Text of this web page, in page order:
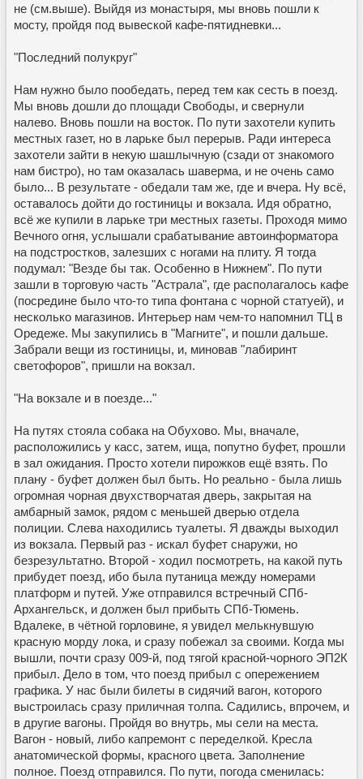
не (см.выше). Выйдя из монастыря, мы вновь пошли к
мосту, пройдя под вывеской кафе-пятидневки...
"Последний полукруг"
Нам нужно было пообедать, перед тем как сесть в поезд.
Мы вновь дошли до площади Свободы, и свернули
налево. Вновь пошли на восток. По пути захотели купить
местных газет, но в ларьке был перерыв. Ради интереса
захотели зайти в некую шашлычную (сзади от знакомого
нам бистро), но там оказалась шаверма, и не очень само
было... В результате - обедали там же, где и вчера. Ну всё,
оставалось дойти до гостиницы и вокзала. Идя обратно,
всё же купили в ларьке три местных газеты. Проходя мимо
Вечного огня, услышали срабатывание автоинформатора
на подстростков, залезших с ногами на плиту. Я тогда
подумал: "Везде бы так. Особенно в Нижнем". По пути
зашли в торговую часть "Астрала", где располагалось кафе
(посредине было что-то типа фонтана с чорной статуей), и
несколько магазинов. Интерьер нам чем-то напомнил ТЦ в
Оредеже. Мы закупились в "Магните", и пошли дальше.
Забрали вещи из гостиницы, и, миновав "лабиринт
светофоров", пришли на вокзал.
"На вокзале и в поезде..."
На путях стояла собака на Обухово. Мы, вначале,
расположились у касс, затем, ища, попутно буфет, прошли
в зал ожидания. Просто хотели пирожков ещё взять. По
плану - буфет должен был быть. Но реально - была лишь
огромная чорная двухстворчатая дверь, закрытая на
амбарный замок, рядом с меньшей дверью отдела
полиции. Слева находились туалеты. Я дважды выходил
из вокзала. Первый раз - искал буфет снаружи, но
безрезультатно. Второй - ходил посмотреть, на какой путь
прибудет поезд, ибо была путаница между номерами
платформ и путей. Уже отправился встречный СПб-
Архангельск, и должен был прибыть СПб-Тюмень.
Вдалеке, в чётной горловине, я увидел мелькнувшую
красную морду лока, и сразу побежал за своими. Когда мы
вышли, почти сразу 009-й, под тягой красной-чорного ЭП2К
прибыл. Дело в том, что поезд прибыл с опережением
графика. У нас были билеты в сидячий вагон, которого
выстроилась сразу приличная толпа. Садились, впрочем, и
в другие вагоны. Пройдя во внутрь, мы сели на места.
Вагон - новый, либо капремонт с переделкой. Кресла
анатомической формы, красного цвета. Заполнение
полное. Поезд отправился. По пути, погода сменилась: